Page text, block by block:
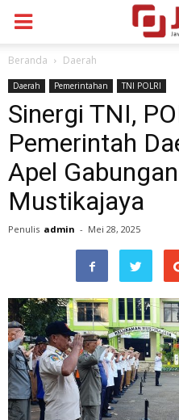
Beranda Daerah
Daerah Pemerintahan TNI POLRI
Sinergi TNI,
Pemerintah
Apel
Mustikajaya
Penulis admin - Mei 28, 2025